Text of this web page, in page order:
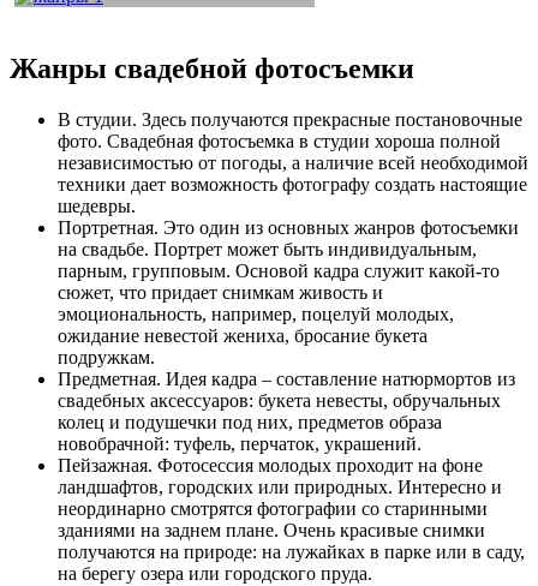
Жанры свадебной фотосъемки
В студии. Здесь получаются прекрасные постановочные
фото. Свадебная фотосъемка в студии хороша полной
независимостью от погоды, а наличие всей необходимой
техники дает возможность фотографу создать настоящие
шедевры.
Портретная. Это один из основных жанров фотосъемки
на свадьбе. Портрет может быть индивидуальным,
парным, групповым. Основой кадра служит какой-то
сюжет, что придает снимкам живость и
эмоциональность, например, поцелуй молодых,
ожидание невестой жениха, бросание букета
подружкам.
Предметная. Идея кадра – составление натюрмортов из
свадебных аксессуаров: букета невесты, обручальных
колец и подушечки под них, предметов образа
новобрачной: туфель, перчаток, украшений.
Пейзажная. Фотосессия молодых проходит на фоне
ландшафтов, городских или природных. Интересно и
неординарно смотрятся фотографии со старинными
зданиями на заднем плане. Очень красивые снимки
получаются на природе: на лужайках в парке или в саду,
на берегу озера или городского пруда.